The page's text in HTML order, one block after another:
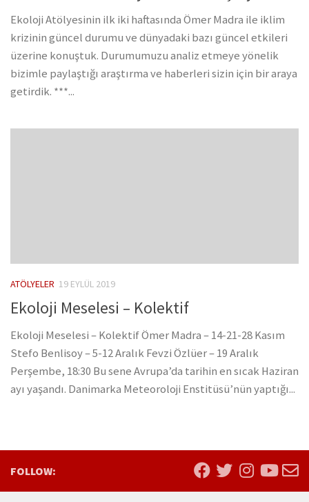
Ekoloji Atölyesinin ilk iki haftasında Ömer Madra ile iklim
krizinin güncel durumu ve dünyadaki bazı güncel etkileri
üzerine konuştuk. Durumumuzu analiz etmeye yönelik
bizimle paylaştığı araştırma ve haberleri sizin için bir araya
getirdik. ***...
ATÖLYELER 19 EYLÜL 2019
Ekoloji Meselesi – Kolektif
Ekoloji Meselesi – Kolektif Ömer Madra – 14-21-28 Kasım
Stefo Benlisoy – 5-12 Aralık Fevzi Özlüer – 19 Aralık
Perşembe, 18:30 Bu sene Avrupa’da tarihin en sıcak Haziran
ayı yaşandı. Danimarka Meteoroloji Enstitüsü’nün yaptığı...
FOLLOW: